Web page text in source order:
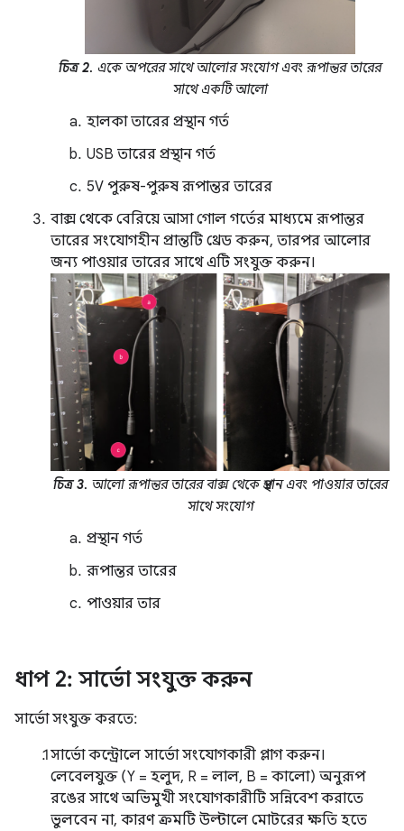
চিত্র 2. একে অপরের সাথে আলোর সংযোগ এবং রূপান্তর তারের
সাথে একটি আলো
হালকা তারের প্রস্থান গর্ত
USB তারের প্রস্থান গর্ত
5V পুরুষ-পুরুষ রূপান্তর তারের
বাক্স থেকে বেরিয়ে আসা গোল গর্তের মাধ্যমে রূপান্তর
তারের সংযোগহীন প্রান্তটি থ্রেড করুন, তারপর আলোর
জন্য পাওয়ার তারের সাথে এটি সংযুক্ত করুন।
চিত্র 3. আলো রূপান্তর তারের বাক্স থেকে প্রস্থান এবং পাওয়ার তারের
সাথে সংযোগ
প্রস্থান গর্ত
রূপান্তর তারের
পাওয়ার তার
ধাপ 2: সার্ভো সংযুক্ত করুন
সার্ভো সংযুক্ত করতে:
সার্ভো কন্ট্রোলে সার্ভো সংযোগকারী প্লাগ করুন।
লেবেলযুক্ত (Y = হলুদ, R = লাল, B = কালো) অনুরূপ
রঙের সাথে অভিমুখী সংযোগকারীটি সন্নিবেশ করাতে
ভুলবেন না, কারণ ক্রমটি উল্টালে মোটরের ক্ষতি হতে